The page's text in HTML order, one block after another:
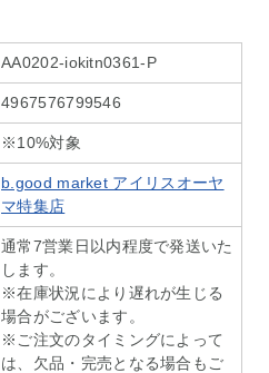
AA0202-iokitn0361-P
4967576799546
※10%対象
b.good market アイリスオーヤ
マ特集店
通常7営業日以内程度で発送いた
します。
※在庫状況により遅れが生じる
場合がございます。
※ご注文のタイミングによって
は、欠品・完売となる場合もご